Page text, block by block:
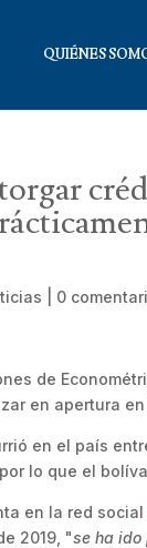
QUIÉNES
0
de
en apertura
en el país
lo que el
en la red social
2019, "se ha ido